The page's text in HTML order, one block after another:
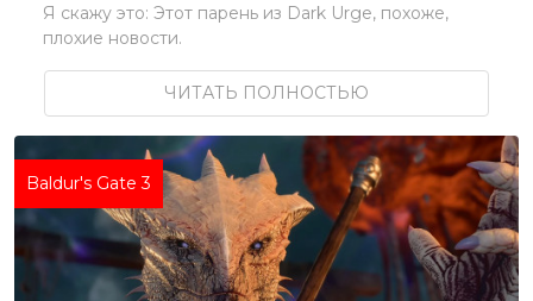
Я скажу это: Этот парень из Dark Urge, похоже,
плохие новости.
ЧИТАТЬ ПОЛНОСТЬЮ
Baldur's Gate 3